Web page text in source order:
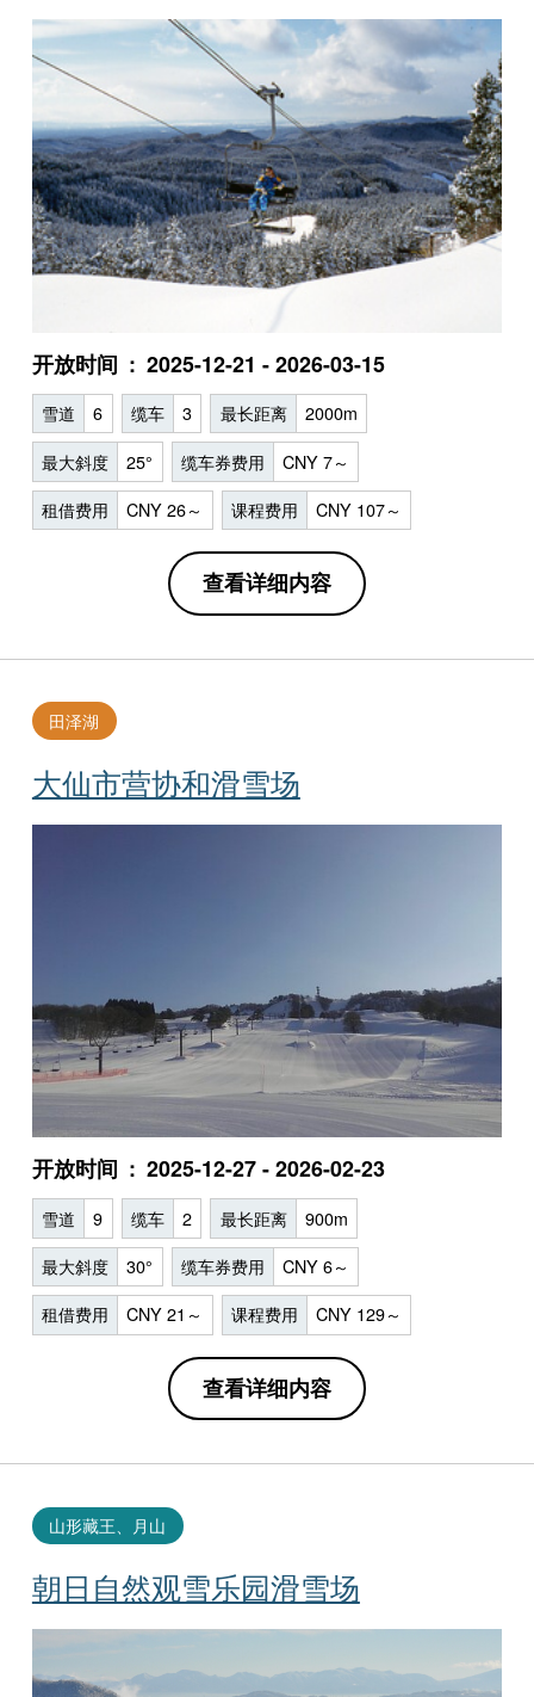
开放时间 2025-12-21 - 2026-03-15
雪道 6 缆车 3 最长距离 2000m
最大斜度 25° 缆车券费用 CNY 7～
租借费用 CNY 26～ 课程费用 CNY 107～
查看详细内容
大仙市营协和滑雪场
田泽湖
开放时间 2025-12-27 - 2026-02-23
雪道 9 缆车 2 最长距离 900m
最大斜度 30° 缆车券费用 CNY 6～
租借费用 CNY 21～ 课程费用 CNY 129～
查看详细内容
朝日自然观雪乐园滑雪场
山形藏王、月山